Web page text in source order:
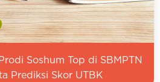
Soshum Top di SBMPTN
Prediksi Skor UTBK